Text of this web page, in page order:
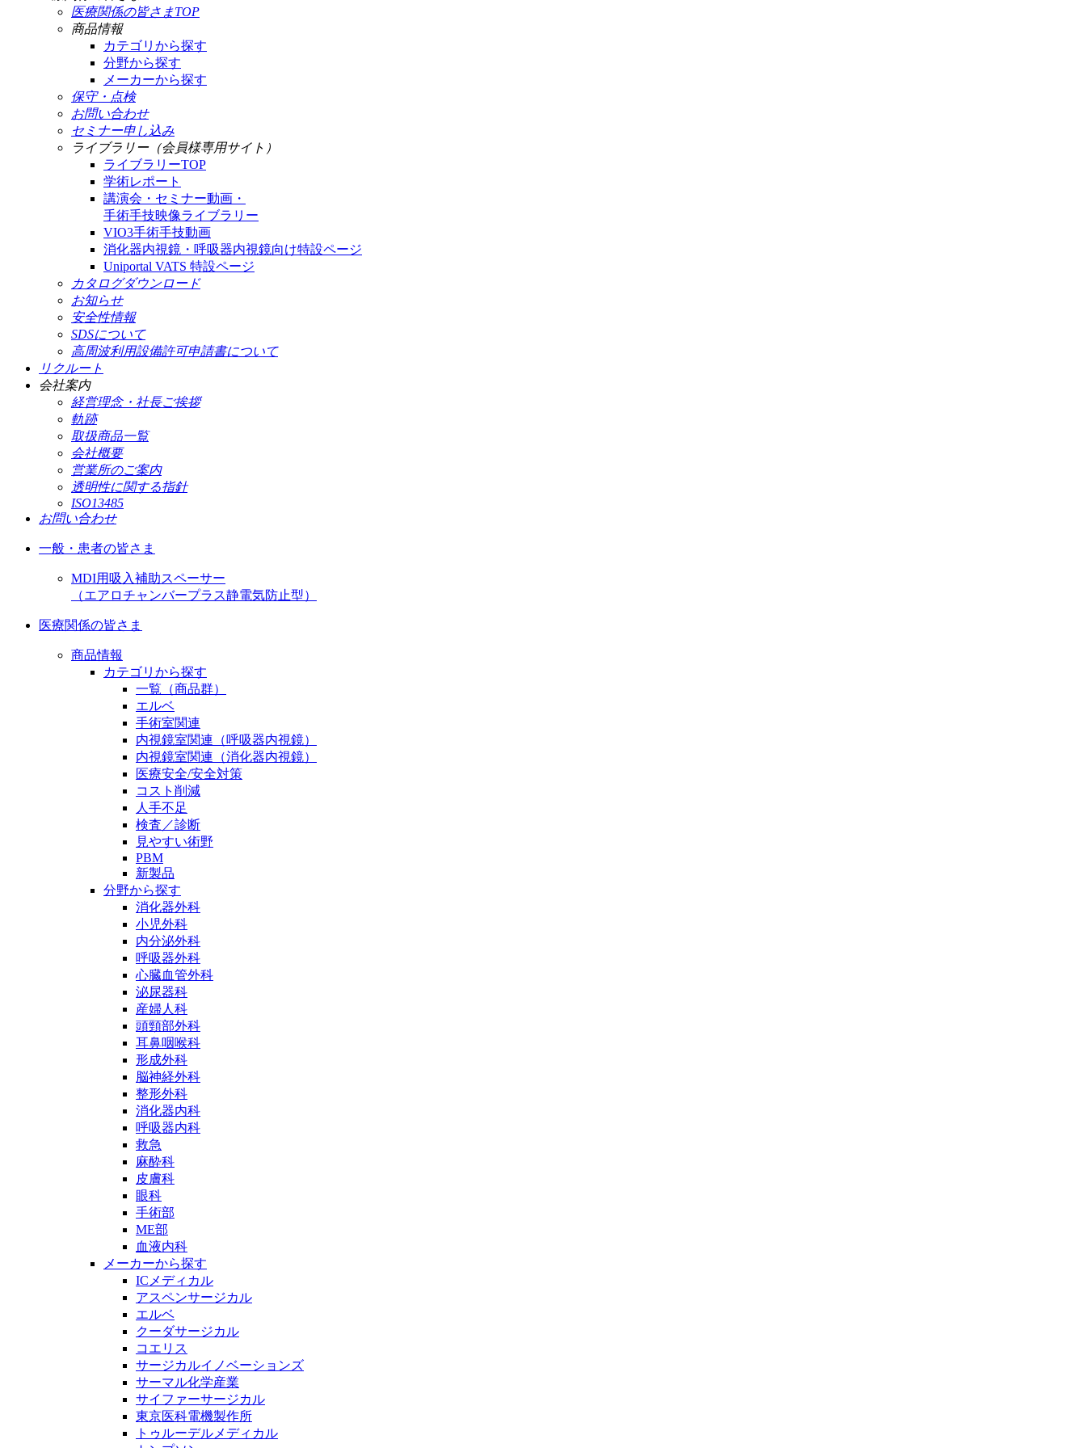
医療関係の皆さまTOP
商品情報
カテゴリから探す
分野から探す
メーカーから探す
保守・点検
お問い合わせ
セミナー申し込み
ライブラリー（会員様専用サイト）
ライブラリーTOP
学術レポート
講演会・セミナー動画・
手術手技映像ライブラリー
VIO3手術手技動画
消化器内視鏡・呼吸器内視鏡向け特設ページ
Uniportal VATS 特設ページ
カタログダウンロード
お知らせ
安全性情報
SDSについて
高周波利用設備許可申請書について
リクルート
会社案内
経営理念・社長ご挨拶
軌跡
取扱商品一覧
会社概要
営業所のご案内
透明性に関する指針
ISO13485
お問い合わせ
一般・患者の皆さま
MDI用吸入補助スペーサー
（エアロチャンバープラス静電気防止型）
医療関係の皆さま
商品情報
カテゴリから探す
一覧（商品群）
エルベ
手術室関連
内視鏡室関連（呼吸器内視鏡）
内視鏡室関連（消化器内視鏡）
医療安全/安全対策
コスト削減
人手不足
検査／診断
見やすい術野
PBM
新製品
分野から探す
消化器外科
小児外科
内分泌外科
呼吸器外科
心臓血管外科
泌尿器科
産婦人科
頭頸部外科
耳鼻咽喉科
形成外科
脳神経外科
整形外科
消化器内科
呼吸器内科
救急
麻酔科
皮膚科
眼科
手術部
ME部
血液内科
メーカーから探す
ICメディカル
アスペンサージカル
エルベ
クーダサージカル
コエリス
サージカルイノベーションズ
サーマル化学産業
サイファーサージカル
東京医科電機製作所
トゥルーデルメディカル